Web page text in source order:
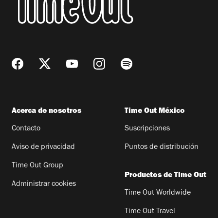
Acerca de nosotros
Contacto
Aviso de privacidad
Time Out Group
Administrar cookies
Time Out México
Suscripciones
Puntos de distribución
Productos de Time Out
Time Out Worldwide
Time Out Travel